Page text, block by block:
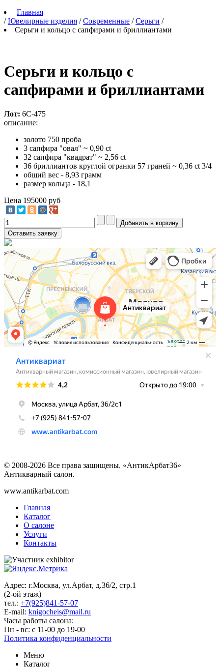
Главная
/ Ювелирные изделия / Современные / Серьги /
Серьги и кольцо с сапфирами и бриллиантами
Серьги и кольцо с
сапфирами и бриллиантами
Лот: 6С-475
описание:
золото 750 проба
3 сапфира "овал" ~ 0,90 ct
32 сапфира "квадрат" ~ 2,56 ct
36 бриллиантов круглой огранки 57 граней ~ 0,36 ct 3/4
общий вес - 8,93 грамм
размер кольца - 18,1
Цена 195000 руб
© 2008-2026 Все права защищены. «АнтикАрбат36»
Антикварный салон.
www.antikarbat.com
Главная
Каталог
О салоне
Услуги
Контакты
Адрес: г.Москва, ул.Арбат, д.36/2, стр.1
(2-ой этаж)
тел.: +7(925)841-57-07
E-mail: knigocheis@mail.ru
Часы работы салона:
Пн - вс: с 11-00 до 19-00
Политика конфиденциальности
Меню
Каталог